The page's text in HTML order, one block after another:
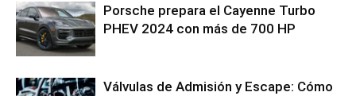
Porsche prepara el Cayenne Turbo
PHEV 2024 con más de 700 HP
Válvulas de Admisión y Escape: Cómo